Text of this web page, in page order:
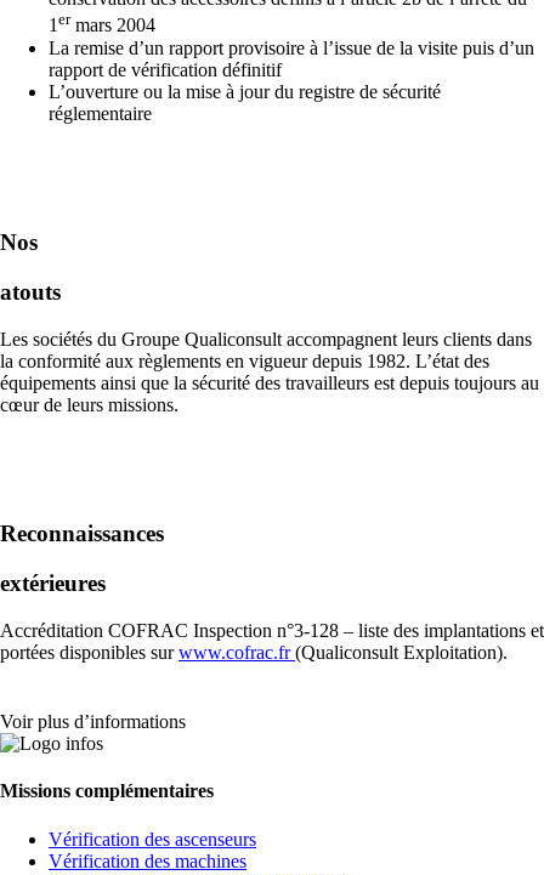
1ermars 2004
La remise d’un rapport provisoire à l’issue de la visite puis d’un
rapport de vérification définitif
L’ouverture ou la mise à jour du registre de sécurité
réglementaire
Nos
atouts
Les sociétés du Groupe Qualiconsult accompagnent leurs clients dans
la conformité aux règlements en vigueur depuis 1982. L’état des
équipements ainsi que la sécurité des travailleurs est depuis toujours au
cœur de leurs missions.
Reconnaissances
extérieures
Accréditation COFRAC Inspection n°3-128 – liste des implantations et
portées disponibles surwww.cofrac.fr(Qualiconsult Exploitation).
Voir plus d’informations
Missions complémentaires
Vérification des ascenseurs
Vérification des machines